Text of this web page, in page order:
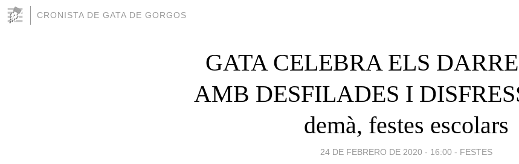
CRONISTA DE GATA DE GORGOS
GATA CELEBRA ELS
AMB DESFILADES I
demà, festes escolars
24 DE FEBRERO DE 2020 - 16:00 - FESTES